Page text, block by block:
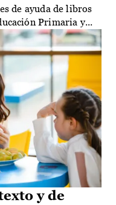
y de
de ayuda de libros
Primaria y...